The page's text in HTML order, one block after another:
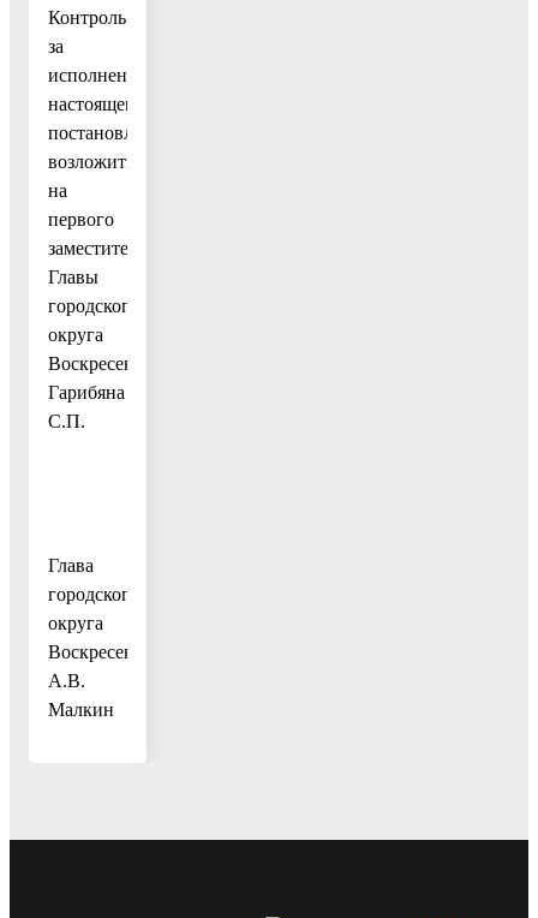
Контроль
за
исполнением
настоящего
постановления
возложить
на
первого
заместителя
Главы
городского
округа
Воскресенск
Гарибяна
С.П.
Глава
городского
округа
Воскресенск
А.В.
Малкин